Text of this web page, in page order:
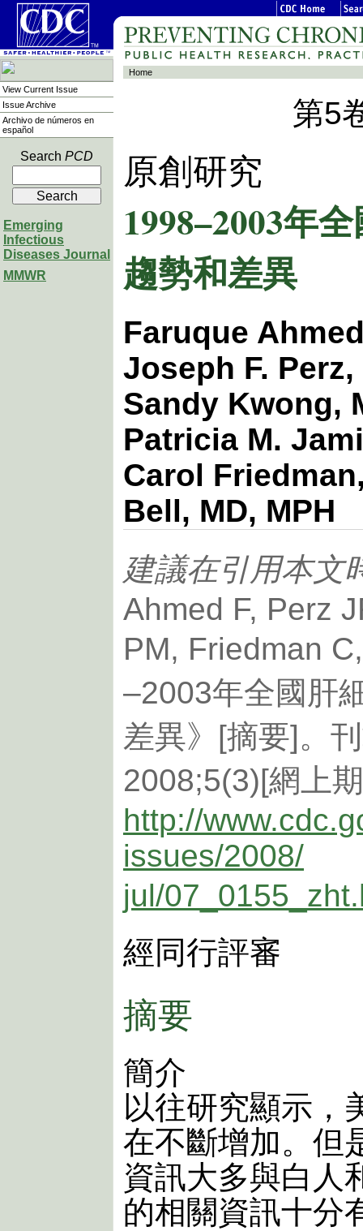
View Current Issue
Issue Archive
Archivo de números en
español
Search PCD
Emerging
Infectious
Diseases Journal
MMWR
Home
第5
原創研究
1998–2003年
趨勢和差異
Faruque
Joseph F. Perz,
Sandy Kwong,
Patricia M.
Carol
Bell, MD, MPH
建議在引用本文
Ahmed F, Perz
PM, Friedman
–2003年全國肝
差異》[摘要]。
2008;5(3)[網上
http://
issues/2008/
jul/
經同行評審
摘要
簡介
以往研究顯示，
在不斷增加。但
資訊大多與白人
的相關資訊十分